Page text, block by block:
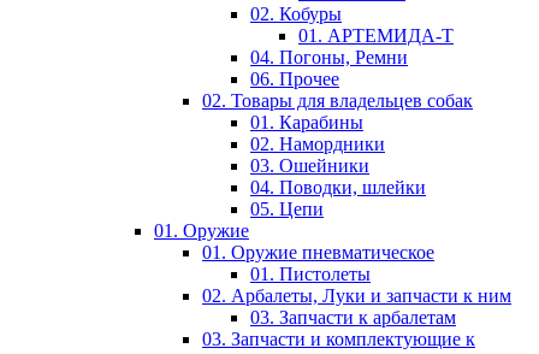
02. Кобуры
01. АРТЕМИДА-Т
04. Погоны, Ремни
06. Прочее
02. Товары для владельцев собак
01. Карабины
02. Намордники
03. Ошейники
04. Поводки, шлейки
05. Цепи
01. Оружие
01. Оружие пневматическое
01. Пистолеты
02. Арбалеты, Луки и запчасти к ним
03. Запчасти к арбалетам
03. Запчасти и комплектующие к